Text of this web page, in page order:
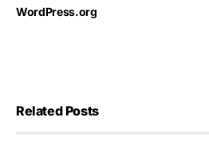
WordPress.org
Related Posts